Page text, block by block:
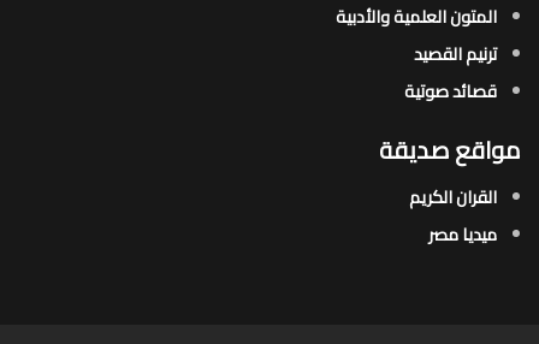
المتون العلمية والأدبية
ترنيم القصيد
قصائد صوتية
مواقع صديقة
القران الكريم
ميديا مصر